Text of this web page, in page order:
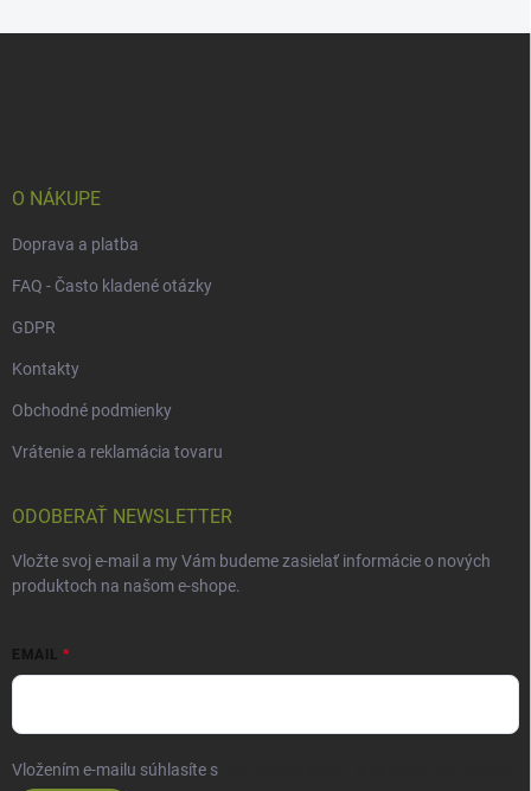
O NÁKUPE
Doprava a platba
FAQ - Často kladené otázky
GDPR
Kontakty
Obchodné podmienky
Vrátenie a reklamácia tovaru
ODOBERAŤ NEWSLETTER
Vložte svoj e-mail a my Vám budeme zasielať informácie o nových
produktoch na našom e-shope.
EMAIL
Vložením e-mailu súhlasíte s